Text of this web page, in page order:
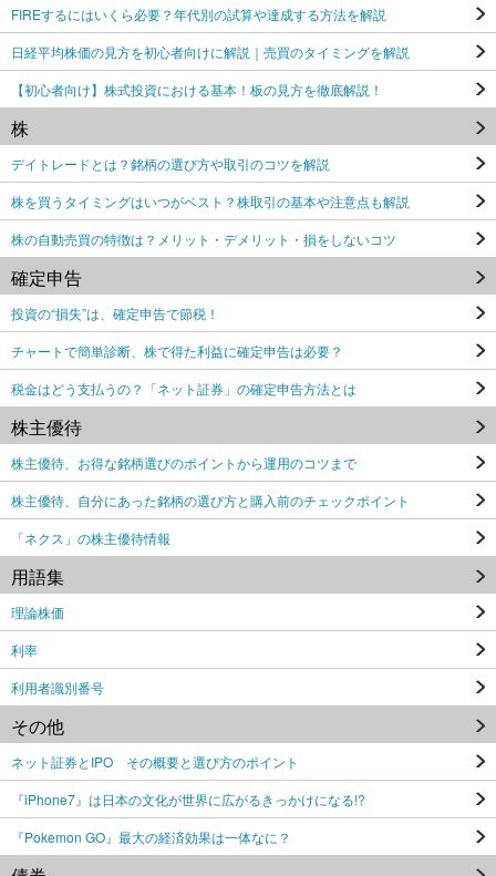
FIREするにはいくら必要？年代別の試算や達成する方法を解説
日経平均株価の見方を初心者向けに解説｜売買のタイミングを解説
【初心者向け】株式投資における基本！板の見方を徹底解説！
株
デイトレードとは？銘柄の選び方や取引のコツを解説
株を買うタイミングはいつがベスト？株取引の基本や注意点も解説
株の自動売買の特徴は？メリット・デメリット・損をしないコツ
確定申告
投資の“損失”は、確定申告で節税！
チャートで簡単診断、株で得た利益に確定申告は必要？
税金はどう支払うの？「ネット証券」の確定申告方法とは
株主優待
株主優待、お得な銘柄選びのポイントから運用のコツまで
株主優待、自分にあった銘柄の選び方と購入前のチェックポイント
「ネクス」の株主優待情報
用語集
理論株価
利率
利用者識別番号
その他
ネット証券とIPO その概要と選び方のポイント
『iPhone7』は日本の文化が世界に広がるきっかけになる!?
『Pokemon GO』最大の経済効果は一体なに？